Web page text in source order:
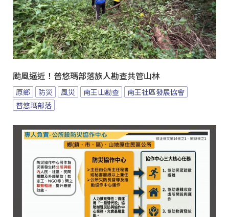
颱風逼近！普悠瑪部落族人勘查共管山林
原鄉 防災 風災 南王山勘查
南王社區發展協會
普悠瑪部落